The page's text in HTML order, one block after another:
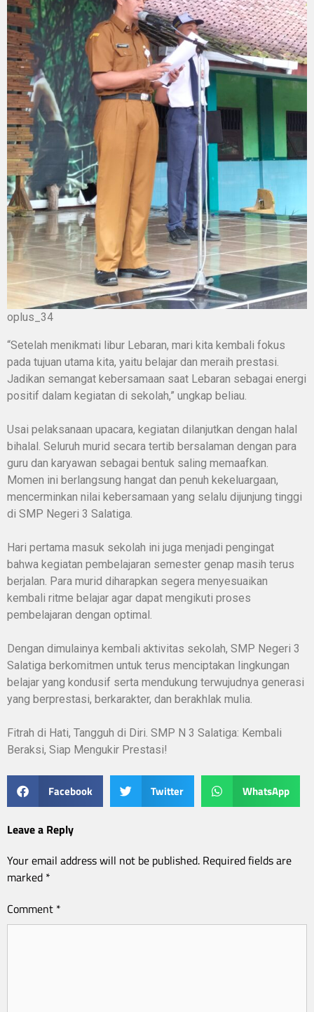
oplus_34
“Setelah menikmati libur Lebaran, mari kita kembali fokus
pada tujuan utama kita, yaitu belajar dan meraih prestasi.
Jadikan semangat kebersamaan saat Lebaran sebagai energi
positif dalam kegiatan di sekolah,” ungkap beliau.
Usai pelaksanaan upacara, kegiatan dilanjutkan dengan halal
bihalal. Seluruh murid secara tertib bersalaman dengan para
guru dan karyawan sebagai bentuk saling memaafkan.
Momen ini berlangsung hangat dan penuh kekeluargaan,
mencerminkan nilai kebersamaan yang selalu dijunjung tinggi
di SMP Negeri 3 Salatiga.
Hari pertama masuk sekolah ini juga menjadi pengingat
bahwa kegiatan pembelajaran semester genap masih terus
berjalan. Para murid diharapkan segera menyesuaikan
kembali ritme belajar agar dapat mengikuti proses
pembelajaran dengan optimal.
Dengan dimulainya kembali aktivitas sekolah, SMP Negeri 3
Salatiga berkomitmen untuk terus menciptakan lingkungan
belajar yang kondusif serta mendukung terwujudnya generasi
yang berprestasi, berkarakter, dan berakhlak mulia.
Fitrah di Hati, Tangguh di Diri. SMP N 3 Salatiga: Kembali
Beraksi, Siap Mengukir Prestasi!
Facebook Twitter WhatsApp
Leave a Reply
Your email address will not be published. Required fields are
marked *
Comment *